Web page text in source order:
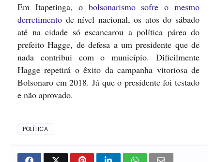
Em Itapetinga, o bolsonarismo sofre o mesmo
derretimento de nível nacional, os atos do sábado
até na cidade só escancarou a política párea do
prefeito Hagge, de defesa a um presidente que de
nada contribui com o município. Dificilmente
Hagge repetirá o êxito da campanha vitoriosa de
Bolsonaro em 2018. Já que o presidente foi testado
e não aprovado.
POLÍTICA